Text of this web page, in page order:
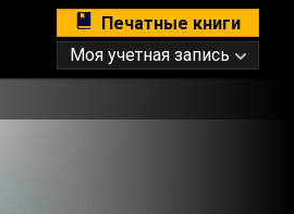
Печатные книги
Моя учетная запись